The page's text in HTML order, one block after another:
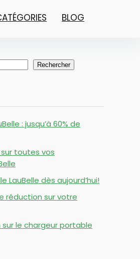
BLOG
Rechercher
: jusqu’à 60% de
toutes vos
LauBelle dès aujourd’hui!
réduction sur votre
le chargeur portable